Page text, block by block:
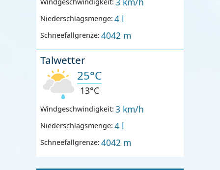
Windgeschwindigkeit:
Niederschlagsmenge: 4 l
Schneefallgrenze: 4042 m
Talwetter
25°C
13°C
Windgeschwindigkeit: 3 km/h
Niederschlagsmenge: 4 l
Schneefallgrenze: 4042 m